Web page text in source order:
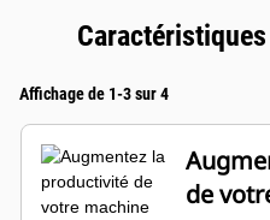
Affichage de 1-3 sur 4
de